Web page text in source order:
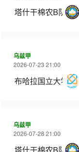
塔什干棉农B队
乌兹甲
2026-07-23 21:00
布哈拉国立大学
乌兹甲
2026-07-28 21:00